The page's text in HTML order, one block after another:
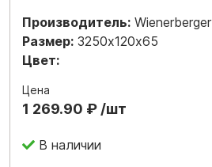
Производитель: Wienerberger
Размер: 3250х120х65
Цвет:
Цена
1 269.90 ₽ /шт
В наличии